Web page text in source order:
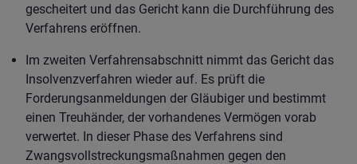
gescheitert und das Gericht kann die Durchführung des
Verfahrens eröffnen.
Im zweiten Verfahrensabschnitt nimmt das Gericht das
Insolvenzverfahren wieder auf. Es prüft die
Forderungsanmeldungen der Gläubiger und bestimmt
einen Treuhänder, der vorhandenes Vermögen vorab
verwertet. In dieser Phase des Verfahrens sind
Zwangsvollstreckungsmaßnahmen gegen den